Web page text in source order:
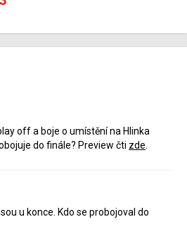
off a boje o umístění na Hlinka
do finále? Preview čti zde
u konce. Kdo se probojoval do